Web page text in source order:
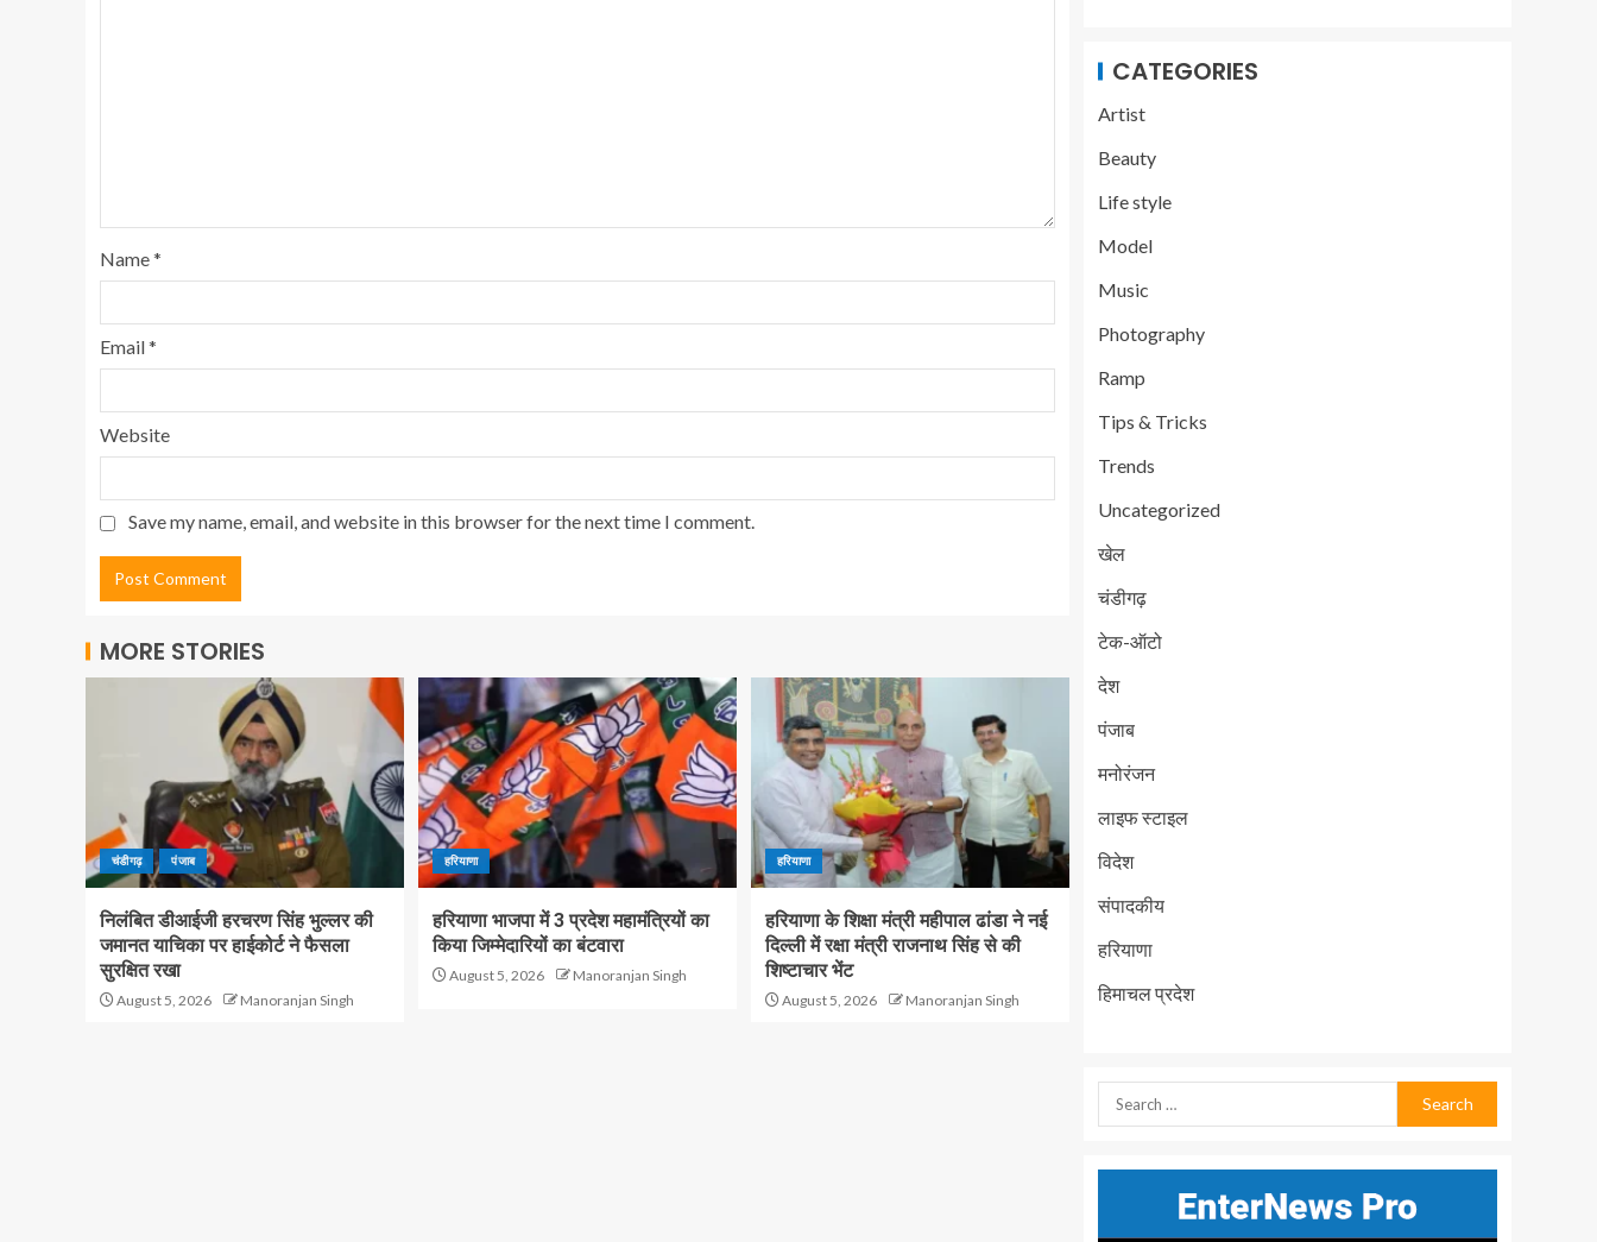
Name*
Email*
Website
Save my name, email, and website in this browser for the next time I comment.
MORE STORIES
चंडीगढ़ पंजाब
निलंबित डीआईजी हरचरण सिंह भुल्लर की
जमानत याचिका पर हाईकोर्ट ने फैसला
सुरक्षित रखा
August 5, 2026 Manoranjan Singh
हरियाणा
हरियाणा भाजपा में 3 प्रदेश महामंत्रियों का
किया जिम्मेदारियों का बंटवारा
August 5, 2026 Manoranjan Singh
हरियाणा
हरियाणा के शिक्षा मंत्री महीपाल ढांडा ने नई
दिल्ली में रक्षा मंत्री राजनाथ सिंह से की
शिष्टाचार भेंट
August 5, 2026 Manoranjan Singh
CATEGORIES
Artist
Beauty
Life style
Model
Music
Photography
Ramp
Tips & Tricks
Trends
Uncategorized
खेल
चंडीगढ़
टेक-ऑटो
देश
पंजाब
मनोरंजन
लाइफ स्टाइल
विदेश
संपादकीय
हरियाणा
हिमाचल प्रदेश